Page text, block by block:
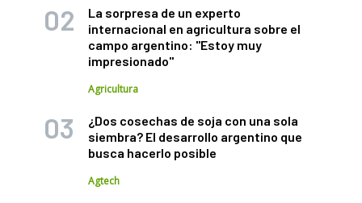
La sorpresa de un experto
internacional en agricultura sobre el
campo argentino: "Estoy muy
impresionado"
Agricultura
¿Dos cosechas de soja con una sola
siembra? El desarrollo argentino que
busca hacerlo posible
Agtech